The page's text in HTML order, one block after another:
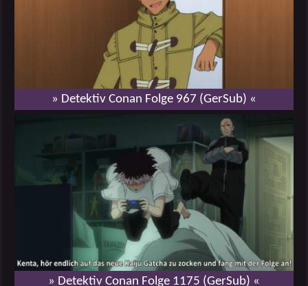
» Detektiv Conan Folge 967 (GerSub) «
» Detektiv Conan Folge 1175 (GerSub) «